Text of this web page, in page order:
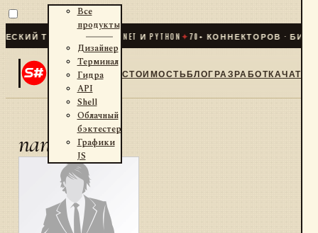
ТРЕЙДИНГ ДЛЯ .NET И PYTHON✦70+ КОННЕКТОРОВ ·
Все
продукты
Дизайнер
Терминал
Гидра
API
Shell
Облачный
бэктестер
Графики
JS
СТОИМОСТЬБЛОГРАЗРАБОТКАЧАТ
nanook